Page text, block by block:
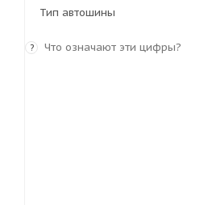
Тип автошины
? Что означают эти цифры?